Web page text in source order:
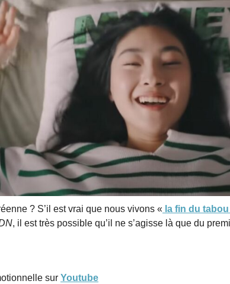
? S’il est vrai que nous vivons « la fin du
, il est très possible qu’il ne s’agisse là que du
sur Youtube